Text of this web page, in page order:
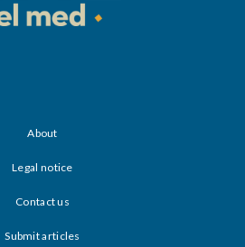
About
Legal notice
Contact us
Submit articles